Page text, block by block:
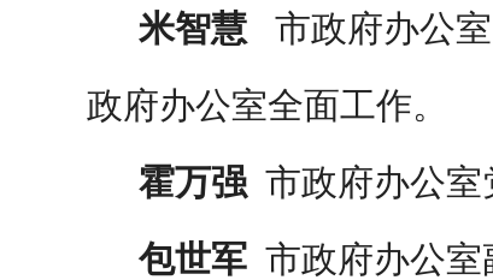
米智慧
市政府办公
政府办公室全面工作。
霍万强 市政府办公室
包世军 市政府办公室